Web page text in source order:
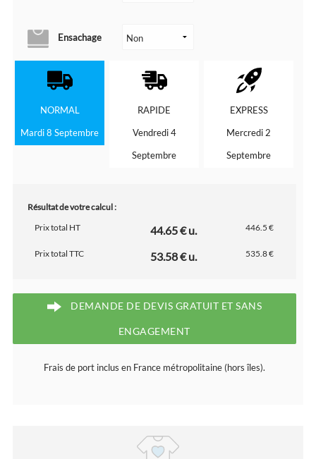
Ensachage
NORMAL
Mardi 8 Septembre
RAPIDE
Vendredi 4
Septembre
EXPRESS
Mercredi 2
Septembre
Résultat de votre calcul :
Prix total HT
44.65 € u. 446.5 €
Prix total TTC 53.58 € u. 535.8 €
DEMANDE DE DEVIS GRATUIT ET SANS
ENGAGEMENT
Frais de port inclus en France métropolitaine (hors îles).